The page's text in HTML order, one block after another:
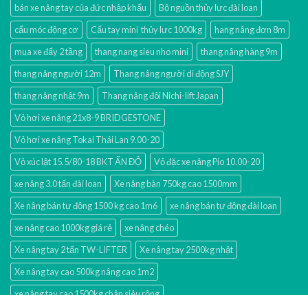
bán xe nâng tay của đức nhập khẩu
Bộ nguồn thủy lực đài loan
cẩu móc động cơ
Cẩu tay mini thủy lực 1000kg
hang nâng đơn 8m
mua xe đẩy 2 tầng
thang nang sieu nho mini
thang nâng hàng 9m
thang nâng người 12m
Thang nâng người di động SJY
thang nâng nhật 9m
Thang nâng đôi Nichi-lift Japan
Vỏ hơi xe nâng 21x8-9 BRIDGESTONE
Vỏ hơi xe nâng Tokai Thái Lan 9.00-20
Vỏ xúc lật 15.5/80-18 BKT ẤN ĐỘ
Vỏ đặc xe nâng Pio 10.00-20
xe nâng 3.0 tấn đài loan
Xe nâng bàn 750kg cao 1500mm
Xe nâng bán tự động 1500 kg cao 1m6
xe nâng bán tự động đài loan
xe nâng cao 1000kg giá rẻ
xe nâng chéo
Xe nâng tay 2 tấn TW-LIFTER
Xe nâng tay 2500kg nhật
Xe nâng tay cao 500kg nâng cao 1m2